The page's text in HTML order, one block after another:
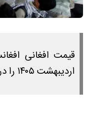
اردیبهشت ۱۴۰۵ را در این مطلب مشاهده می کنید.